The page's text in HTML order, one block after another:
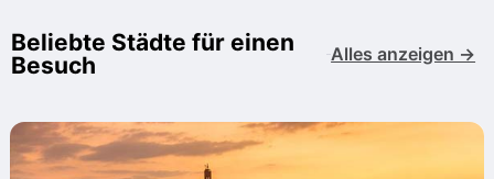
Beliebte Städte für einen
Besuch
Alles anzeigen →